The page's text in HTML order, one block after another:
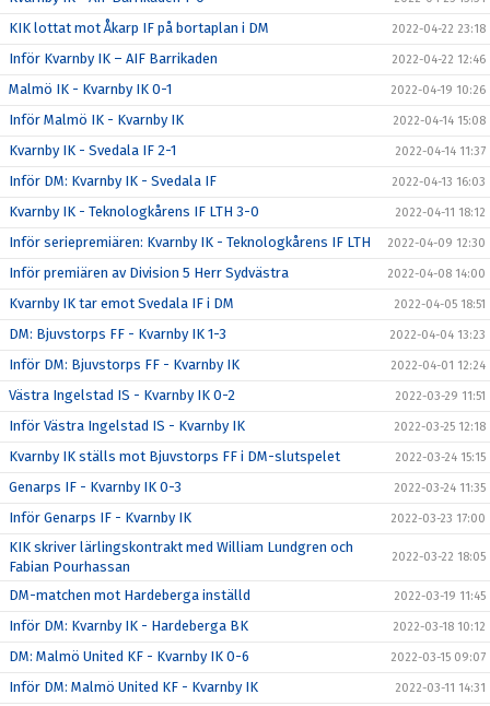
KIK lottat mot Åkarp IF på bortaplan i DM 2022-04-22 23:18
Inför Kvarnby IK – AIF Barrikaden 2022-04-22 12:46
Malmö IK - Kvarnby IK 0-1 2022-04-19 10:26
Inför Malmö IK - Kvarnby IK 2022-04-14 15:08
Kvarnby IK - Svedala IF 2-1 2022-04-14 11:37
Inför DM: Kvarnby IK - Svedala IF 2022-04-13 16:03
Kvarnby IK - Teknologkårens IF LTH 3-0 2022-04-11 18:12
Inför seriepremiären: Kvarnby IK - Teknologkårens IF LTH 2022-04-09 12:30
Inför premiären av Division 5 Herr Sydvästra 2022-04-08 14:00
Kvarnby IK tar emot Svedala IF i DM 2022-04-05 18:51
DM: Bjuvstorps FF - Kvarnby IK 1-3 2022-04-04 13:23
Inför DM: Bjuvstorps FF - Kvarnby IK 2022-04-01 12:24
Västra Ingelstad IS - Kvarnby IK 0-2 2022-03-29 11:51
Inför Västra Ingelstad IS - Kvarnby IK 2022-03-25 12:18
Kvarnby IK ställs mot Bjuvstorps FF i DM-slutspelet 2022-03-24 15:15
Genarps IF - Kvarnby IK 0-3 2022-03-24 11:35
Inför Genarps IF - Kvarnby IK 2022-03-23 17:00
KIK skriver lärlingskontrakt med William Lundgren och
Fabian Pourhassan
2022-03-22 18:05
DM-matchen mot Hardeberga inställd 2022-03-19 11:45
Inför DM: Kvarnby IK - Hardeberga BK 2022-03-18 10:12
DM: Malmö United KF - Kvarnby IK 0-6 2022-03-15 09:07
Inför DM: Malmö United KF - Kvarnby IK 2022-03-11 14:31